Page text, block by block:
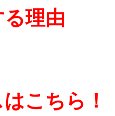
理由
こちら！